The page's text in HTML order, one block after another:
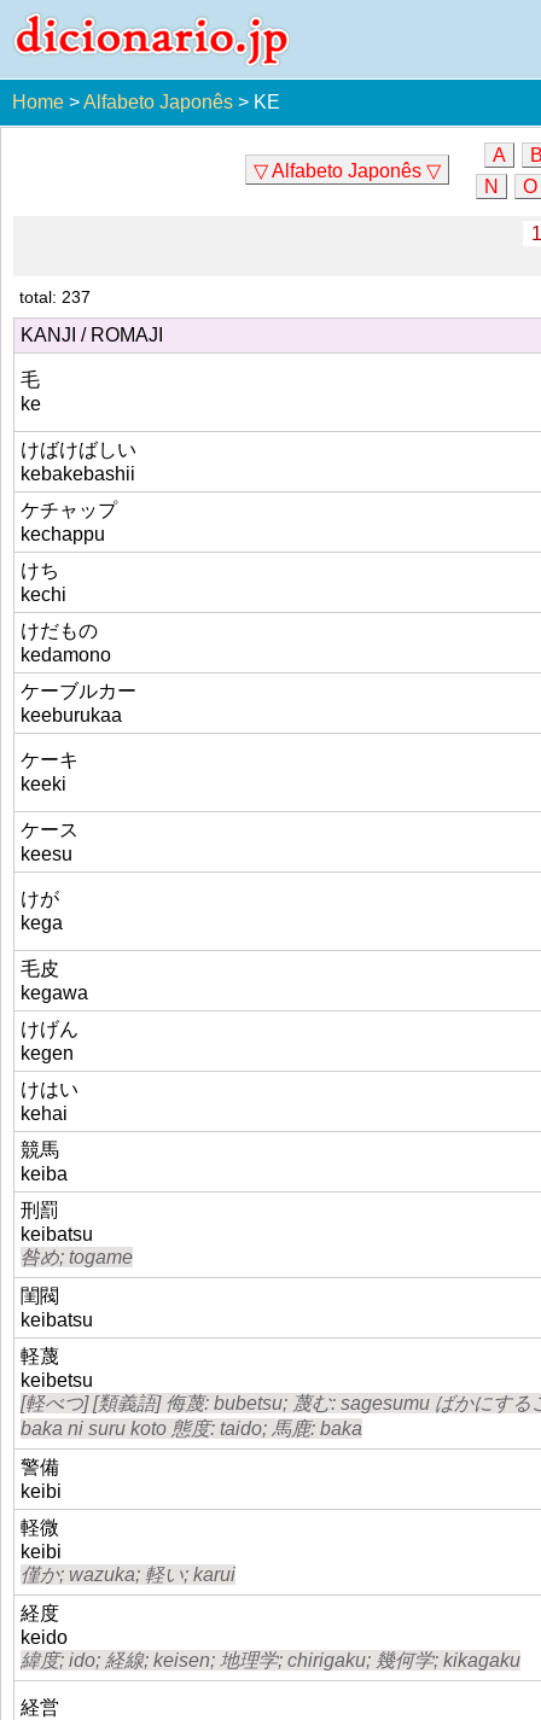
Home >Alfabeto Japonês > KE
▽ Alfabeto Japonês ▽
A
N
O
1
total: 237
KANJI / ROMAJI
毛
ke
けばけばしい
kebakebashii
ケチャップ
kechappu
けち
kechi
けだもの
kedamono
ケーブルカー
keeburukaa
ケーキ
keeki
ケース
keesu
けが
kega
毛皮
kegawa
けげん
kegen
けはい
kehai
競馬
keiba
刑罰
keibatsu
咎め; togame
閨閥
keibatsu
軽蔑
keibetsu
[軽べつ] [類義語] 侮蔑: bubetsu; 蔑む: sagesumu ばかにする
baka ni suru koto 態度: taido; 馬鹿: baka
警備
keibi
軽微
keibi
僅か; wazuka; 軽い; karui
経度
keido
緯度; ido; 経線; keisen; 地理学; chirigaku; 幾何学; kikagaku
経営